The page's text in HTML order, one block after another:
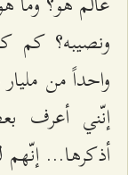
ونصيبه؟ كم
واحداً من
إنّني أعرف
أذكرها...